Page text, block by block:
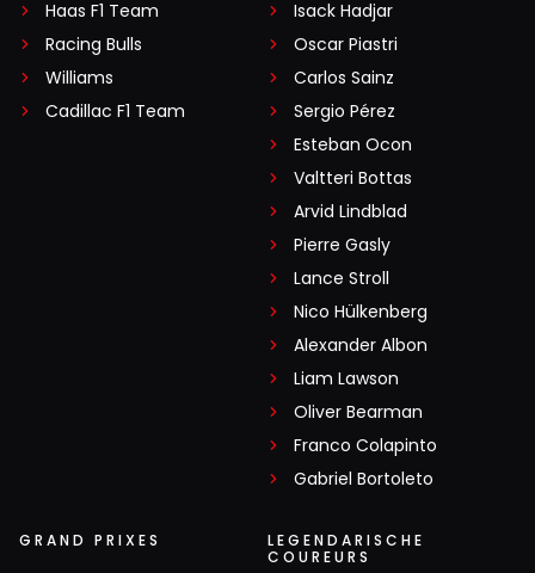
Haas F1 Team
Racing Bulls
Williams
Cadillac F1 Team
Isack Hadjar
Oscar Piastri
Carlos Sainz
Sergio Pérez
Esteban Ocon
Valtteri Bottas
Arvid Lindblad
Pierre Gasly
Lance Stroll
Nico Hülkenberg
Alexander Albon
Liam Lawson
Oliver Bearman
Franco Colapinto
Gabriel Bortoleto
GRAND PRIXES
LEGENDARISCHE
COUREURS